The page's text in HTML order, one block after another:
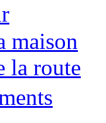
maison
la route